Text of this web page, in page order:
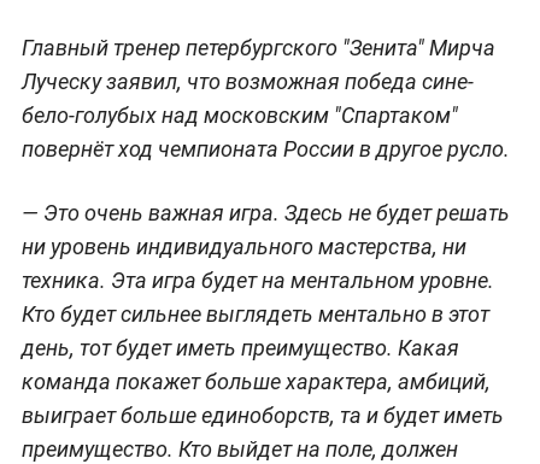
Главный тренер петербургского "Зенита" Мирча
Луческу заявил, что возможная победа сине-
бело-голубых над московским "Спартаком"
повернёт ход чемпионата России в другое русло.
— Это очень важная игра. Здесь не будет решать
ни уровень индивидуального мастерства, ни
техника. Эта игра будет на ментальном уровне.
Кто будет сильнее выглядеть ментально в этот
день, тот будет иметь преимущество. Какая
команда покажет больше характера, амбиций,
выиграет больше единоборств, та и будет иметь
преимущество. Кто выйдет на поле, должен